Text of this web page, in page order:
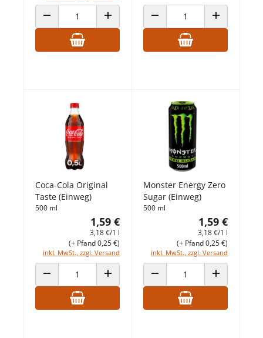
ANZAHL VERRINGERNANZAHL ERHÖHENANZAHL VERRINGERNANZAHL
Coca-Cola Original
Taste (Einweg)
500 ml
1,59 €
3,18 €/1 l
inkl. MwSt., zzgl. Versand
(+ Pfand 0,25 €)
ANZAHL VERRINGERNANZAHL ERHÖHEN
Monster Energy Zero
Sugar (Einweg)
500 ml
1,59 €
3,18 €/1 l
inkl. MwSt., zzgl. Versand
(+ Pfand 0,25 €)
ANZAHL VERRINGERNANZAHL